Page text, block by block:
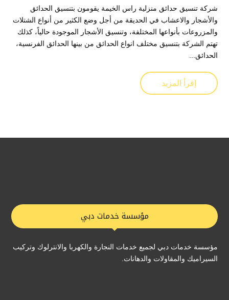
شركة تنسيق حدائق منزلية راس الخيمة يقومون بتنسيق الحدائق
والأشجار والاعشاب في الحديقة من أجل وضع الكثير من أنواع الشتلات
والمزروعات بأنواعها المختلفة، وتنسيق الأشجار الموجودة حالياً، كذلك
تهتم الشركة بتنسيق مختلف انواع الحدائق من بينها الحدائق الفرنسية،
الحدائق...
إقرأ المزيد
مؤسسة خدمات دبي
مؤسسة خدمات دبي لجميع خدمات النجارة والكهربا والانترلوك وتركيب
السيراميك والمقاولات والدهانات.